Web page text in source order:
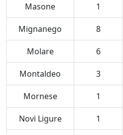
Masone 1
Mignanego 8
Molare 6
Montaldeo 3
Mornese 1
Novi Ligure 1